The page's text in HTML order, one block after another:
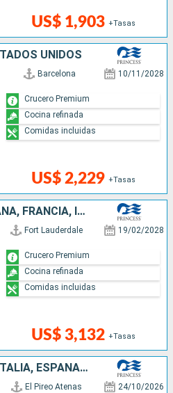
US$ 1,903 +Tasas
UNIDOS
Barcelona 10/11/2028
US$ 2,229 +Tasas
Crucero Premium
Cocina refinada
Comidas incluidas
ESTADOS UNIDOS, ESPAÑA, FRANCIA, ITALIA
Fort Lauderdale 19/02/2028
US$ 3,132 +Tasas
Crucero Premium
Cocina refinada
Comidas incluidas
MONTENEGRO, GRECIA, ITALIA, ESPAÑA, ESTADOS UNIDOS
El Pireo Atenas 24/10/2026